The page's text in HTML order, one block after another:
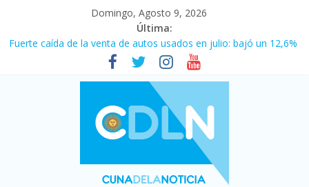
Domingo, Agosto 9, 2026
Última:
Fuerte caída de la venta de autos usados en julio: bajó un 12,6%
El agro argentino logró un récord histórico de exportaciones en
La morosidad alcanzó su nivel más alto en dos décadas y ya
afecta a 400 mil deudores en Santa Fe
Desde que asumió Milei cerraron 41.000 kioscos: el sector
Vacaciones de invierno con más movimiento y consumo
turístico: 4,6 millones de personas viajaron por el país, un 5,9%